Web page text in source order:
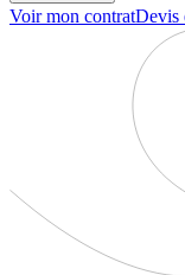
Voir mon contratDevis